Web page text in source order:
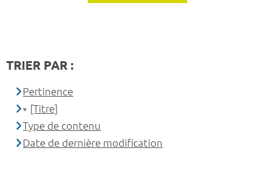
TRIER PAR :
Pertinence
[Titre]
Type de contenu
Date de dernière modification